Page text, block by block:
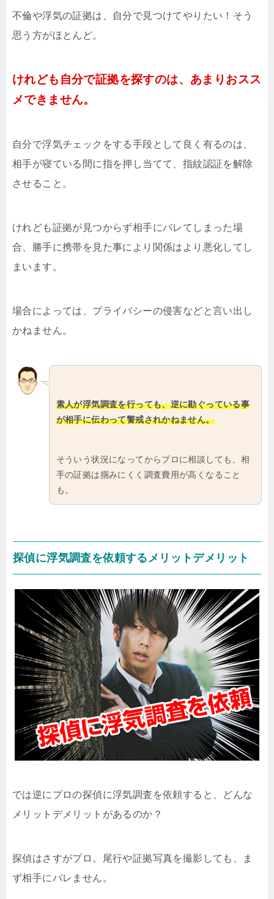
不倫や浮気の証拠は、自分で見つけてやりたい！そう
思う方がほとんど。
けれども自分で証拠を探すのは、あまりおスス
メできません。
自分で浮気チェックをする手段として良く有るのは、
相手が寝ている間に指を押し当てて、指紋認証を解除
させること。
けれども証拠が見つからず相手にバレてしまった場
合、勝手に携帯を見た事により関係はより悪化してし
まいます。
場合によっては、プライバシーの侵害などと言い出し
かねません。
素人が浮気調査を行っても、逆に勘ぐっている事
が相手に伝わって警戒されかねません。
そういう状況になってからプロに相談しても、相
手の証拠は掴みにくく調査費用が高くなること
も。
探偵に浮気調査を依頼するメリットデメリット
では逆にプロの探偵に浮気調査を依頼すると、どんな
メリットデメリットがあるのか？
探偵はさすがプロ。尾行や証拠写真を撮影しても、ま
ず相手にバレません。